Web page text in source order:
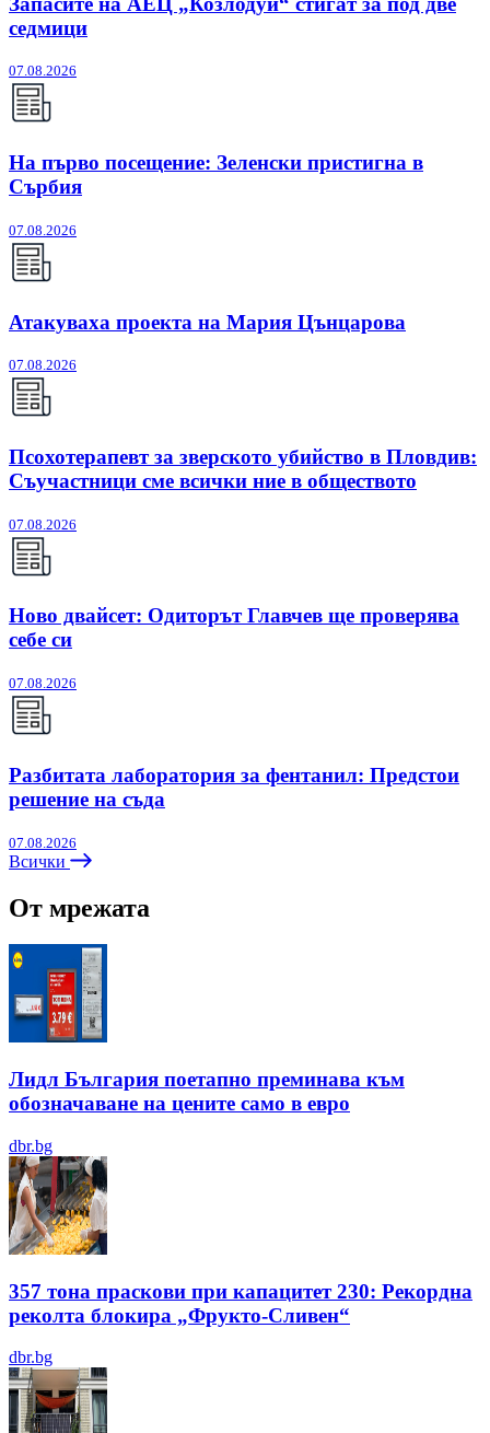
седмици
07.08.2026
На първо посещение: Зеленски пристигна в
Сърбия
07.08.2026
Атакуваха проекта на Мария Цънцарова
07.08.2026
Псохотерапевт за зверското убийство в Пловдив:
Съучастници сме всички ние в обществото
07.08.2026
Ново двайсет: Одиторът Главчев ще проверява
себе си
07.08.2026
Разбитата лаборатория за фентанил: Предстои
решение на съда
07.08.2026
Всички
От мрежата
Лидл България поетапно преминава към
обозначаване на цените само в евро
dbr.bg
357 тона праскови при капацитет 230: Рекордна
реколта блокира „Фрукто-Сливен“
dbr.bg